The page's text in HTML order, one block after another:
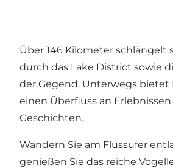
Über 146 Kilometer schlängelt
durch das Lake District sowie
der Gegend. Unterwegs bietet
einen Überfluss an
Geschichten.
Wandern Sie am Flussufer
genießen Sie das reiche